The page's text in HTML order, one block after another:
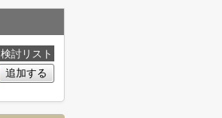
検討リスト
追加する